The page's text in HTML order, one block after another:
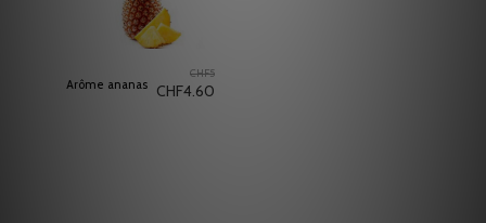
Arôme ananas
CHF5
CHF4.60